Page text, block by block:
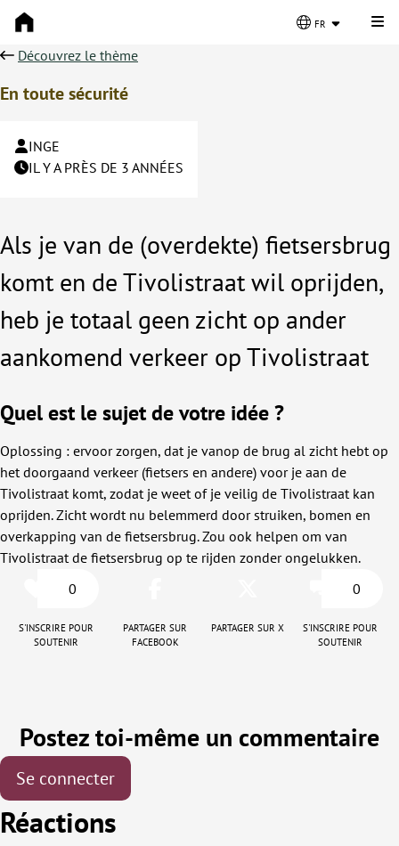
fr
Découvrez le thème
En toute sécurité
INGE
IL Y A PRÈS DE 3 ANNÉES
Als je van de (overdekte) fietsersbrug
komt en de Tivolistraat wil oprijden,
heb je totaal geen zicht op ander
aankomend verkeer op Tivolistraat
Quel est le sujet de votre idée ?
Oplossing : ervoor zorgen, dat je vanop de brug al zicht hebt op
het doorgaand verkeer (fietsers en andere) voor je aan de
Tivolistraat komt, zodat je weet of je veilig de Tivolistraat kan
oprijden. Zicht wordt nu belemmerd door struiken, bomen en
overkapping van de fietsersbrug. Zou ook helpen om van
Tivolistraat de fietsersbrug op te rijden zonder ongelukken.
0
S'inscrire pour
soutenir
Partager sur
Facebook
Partager sur X
0
S'inscrire pour
soutenir
Postez toi-même un commentaire
Se connecter
Réactions